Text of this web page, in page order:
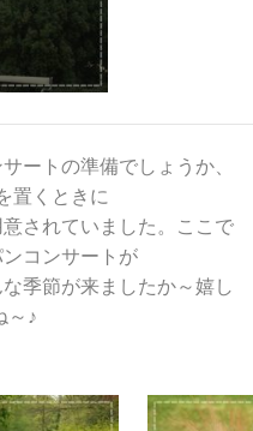
ートの準備でしょうか、
置くときに
されていました。ここで
コンサートが
季節が来ましたか～嬉し
～♪